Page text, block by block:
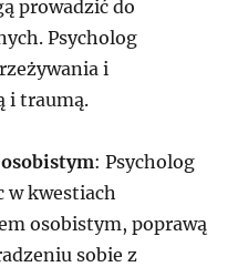
prowadzić do
Psycholog
i
i traumą.
: Psycholog
w kwestiach
osobistym, poprawą
sobie z